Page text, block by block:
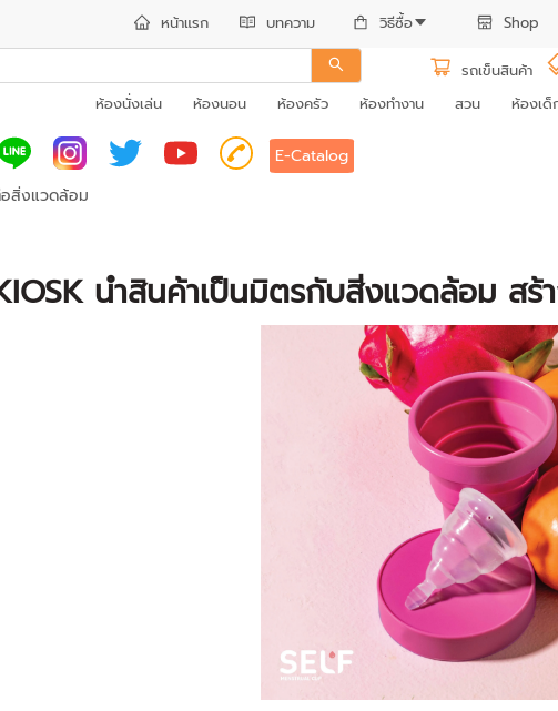
หน้าแรก บทความ วิธีซื้อ Shop
รถเข็นสินค้า
ห้องนั่งเล่น
ห้องนอน ห้องครัว ห้องทำงาน สวน ห้องเด็
E-Catalog
สิ่งแวดล้อม
นำสินค้าเป็นมิตรกับสิ่งแวดล้อม สร้